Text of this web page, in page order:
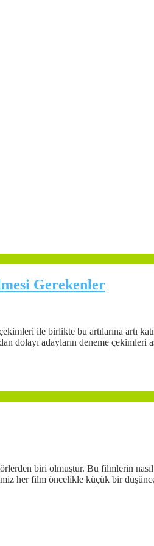
Gerekenler
ile birlikte bu artılarına
dolayı adayların deneme
biri olmuştur. Bu filmlerin
her film öncelikle küçük bir